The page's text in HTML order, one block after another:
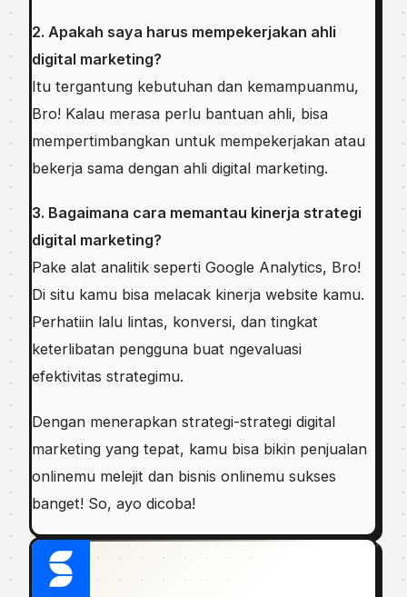
2. Apakah saya harus mempekerjakan ahli
digital marketing?
Itu tergantung kebutuhan dan kemampuanmu,
Bro! Kalau merasa perlu bantuan ahli, bisa
mempertimbangkan untuk mempekerjakan atau
bekerja sama dengan ahli digital marketing.
3. Bagaimana cara memantau kinerja strategi
digital marketing?
Pake alat analitik seperti Google Analytics, Bro!
Di situ kamu bisa melacak kinerja website kamu.
Perhatiin lalu lintas, konversi, dan tingkat
keterlibatan pengguna buat ngevaluasi
efektivitas strategimu.
Dengan menerapkan strategi-strategi digital
marketing yang tepat, kamu bisa bikin penjualan
onlinemu melejit dan bisnis onlinemu sukses
banget! So, ayo dicoba!